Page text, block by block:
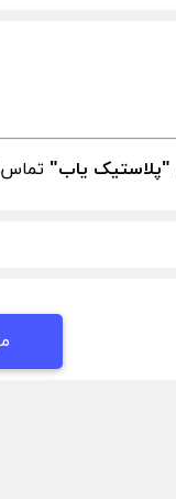
"پلاستیک یاب"تماس